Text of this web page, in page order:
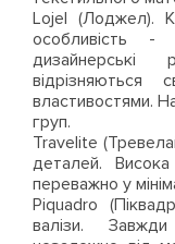
Lojel (Лоджел).
особливість -
дизайнерські
відрізняються
властивостями.
груп.
Travelite
деталей. Висока
переважно у
Piquadro
валізи.